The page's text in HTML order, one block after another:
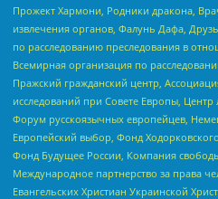
Прожект Хармони, Родники дракона,
извлечения органов, Фалунь Дафа,
по расследованию преследования в
Всемирная организация по
Пражский гражданский центр,
исследований при Совете Европы, Центр
Форум русскоязычных европейцев,
Европейский выбор, Фонд
Фонд Будущее России, Компания
Международное партнерство за права
Евангельских Христиан Украинской